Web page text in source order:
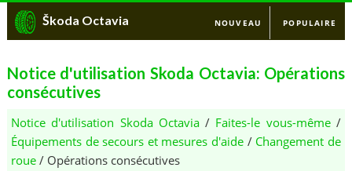
Škoda Octavia NOUVEAU POPULAIRE
Notice d'utilisation Skoda Octavia: Opérations
consécutives
Notice d'utilisation Skoda Octavia/ Faites-le vous-même/
Équipements de secours et mesures d'aide / Changement de
roue/ Opérations consécutives